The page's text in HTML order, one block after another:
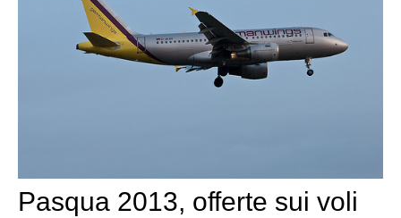
Pasqua 2013, offerte sui voli